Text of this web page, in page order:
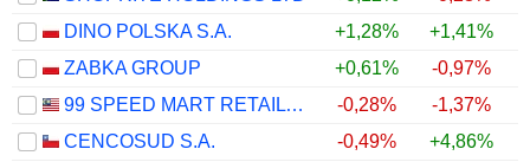
DINO POLSKA S.A.
+1,28% +1,41%
ZABKA GROUP
+0,61% -0,97%
99 SPEED MART RETAIL HOLDINGS
-0,28% -1,37%
CENCOSUD S.A.
-0,49% +4,86%